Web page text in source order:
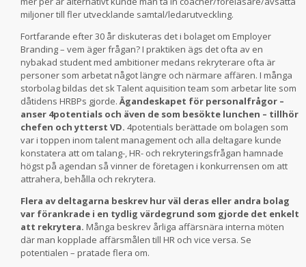
miljoner till fler utvecklande samtal/ledarutveckling.
Fortfarande efter 30 år diskuteras det i bolaget om Employer
Branding – vem äger frågan? I praktiken ägs det ofta av en
nybakad student med ambitioner medans rekryterare ofta är
personer som arbetat något längre och närmare affären. I många
storbolag bildas det sk Talent aquisition team som arbetar lite som
dåtidens HRBPs gjorde. Ägandeskapet för personalfrågor –
anser 4potentials och även de som besökte lunchen – tillhör
chefen och ytterst VD. 4potentials berättade om bolagen som
var i toppen inom talent management och alla deltagare kunde
konstatera att om talang-, HR- och rekryteringsfrågan hamnade
högst på agendan så vinner de företagen i konkurrensen om att
attrahera, behålla och rekrytera.
Flera av deltagarna beskrev hur väl deras eller andra bolag
var förankrade i en tydlig värdegrund som gjorde det enkelt
att rekrytera. Många beskrev årliga affärsnära interna möten
där man kopplade affärsmålen till HR och vice versa. Se
potentialen – pratade flera om.